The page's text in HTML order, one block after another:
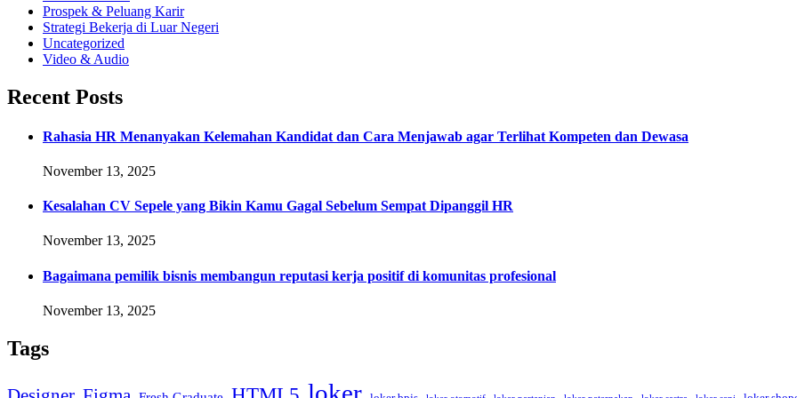
Prospek & Peluang Karir
Strategi Bekerja di Luar Negeri
Uncategorized
Video & Audio
Recent Posts
Rahasia HR Menanyakan Kelemahan Kandidat dan Cara Menjawab agar Terlihat Kompeten dan Dewasa
November 13, 2025
Kesalahan CV Sepele yang Bikin Kamu Gagal Sebelum Sempat Dipanggil HR
November 13, 2025
Bagaimana pemilik bisnis membangun reputasi kerja positif di komunitas profesional
November 13, 2025
Tags